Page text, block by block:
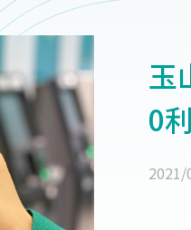
玉
0
2021/